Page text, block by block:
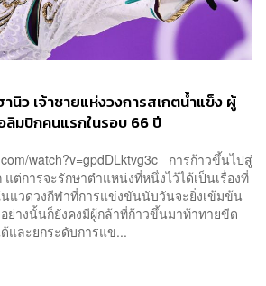
นิว เจ้าชายแห่งวงการสเกตน้ำแข็ง ผู้
มปิกคนแรกในรอบ 66 ปี
watch?v=gpdDLktvg3c การก้าวขึ้นไปสู่
ต่การจะรักษาตำแหน่งที่หนึ่งไว้ได้เป็นเรื่องที่
นแวดวงกีฬาที่การแข่งขันนับวันจะยิ่งเข้มข้น
างนั้นก็ยังคงมีผู้กล้าที่ก้าวขึ้นมาท้าทายขีด
และยกระดับการแข...